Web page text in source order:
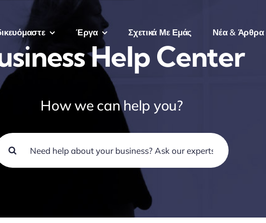
Έργα Σχετικά Με Εμάς Νέα & Άρθρα
Help Center
How we can help you?